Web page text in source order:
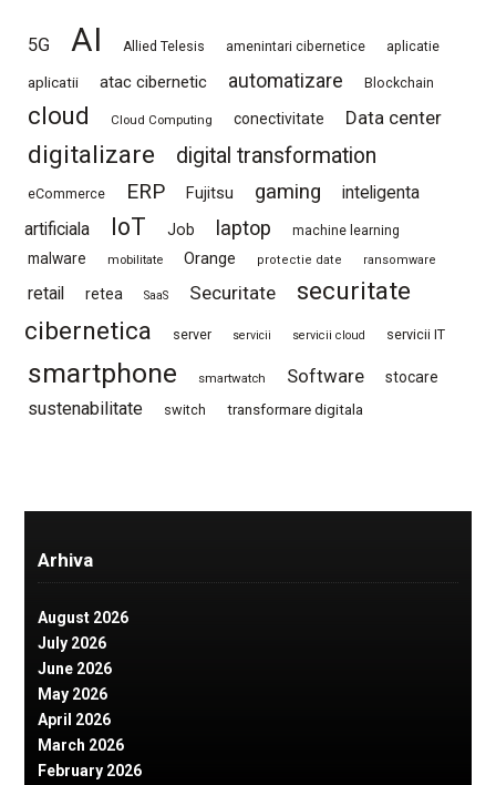
5G AI Allied Telesis amenintari cibernetice aplicatie
aplicatii atac cibernetic automatizare Blockchain
cloud Cloud Computing conectivitate Data center
digitalizare digital transformation
eCommerce ERP Fujitsu gaming
inteligenta
artificiala
IoT Job laptop machine learning
malware mobilitate Orange protectie date ransomware
retail retea SaaS Securitate
securitate
cibernetica
server servicii servicii cloud servicii IT
smartphone smartwatch Software stocare
sustenabilitate switch transformare digitala
Arhiva
August 2026
July 2026
June 2026
May 2026
April 2026
March 2026
February 2026